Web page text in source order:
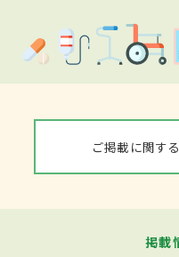
ご掲載に関す
掲載